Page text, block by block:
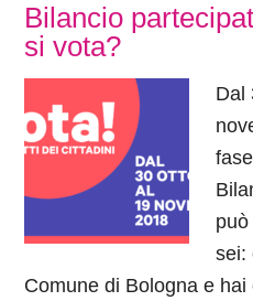
Bilancio
si vota?
Dal
sei:
Comune di Bologna e